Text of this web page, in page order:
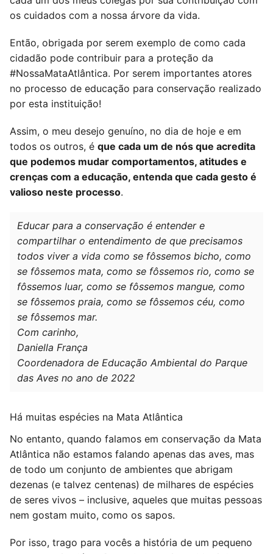
os cuidados com a nossa árvore da vida.
Então, obrigada por serem exemplo de como cada
cidadão pode contribuir para a proteção da
#NossaMataAtlântica. Por serem importantes atores
no processo de educação para conservação realizado
por esta instituição!
Assim, o meu desejo genuíno, no dia de hoje e em
todos os outros, é que cada um de nós que acredita
que podemos mudar comportamentos, atitudes e
crenças com a educação, entenda que cada gesto é
valioso neste processo.
Educar para a conservação é entender e
compartilhar o entendimento de que precisamos
todos viver a vida como se fôssemos bicho, como
se fôssemos mata, como se fôssemos rio, como se
fôssemos luar, como se fôssemos mangue, como
se fôssemos praia, como se fôssemos céu, como
se fôssemos mar.
Com carinho,
Daniella França
Coordenadora de Educação Ambiental do Parque
das Aves no ano de 2022
Há muitas espécies na Mata Atlântica
No entanto, quando falamos em conservação da Mata
Atlântica não estamos falando apenas das aves, mas
de todo um conjunto de ambientes que abrigam
dezenas (e talvez centenas) de milhares de espécies
de seres vivos – inclusive, aqueles que muitas pessoas
nem gostam muito, como os sapos.
Por isso, trago para vocês a história de um pequeno